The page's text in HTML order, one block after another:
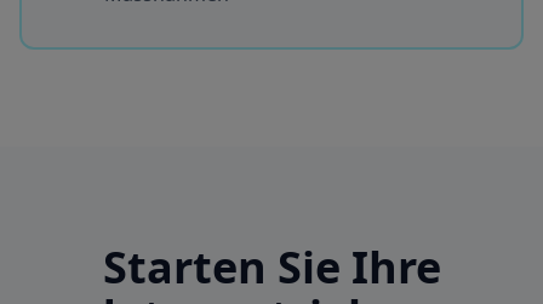
Starten Sie Ihre